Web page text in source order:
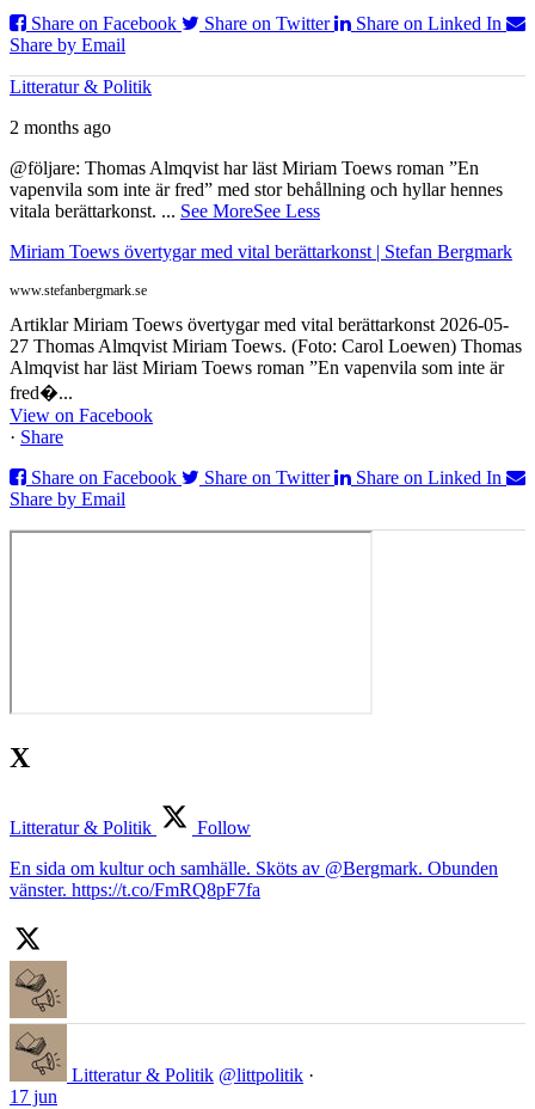
Share on Facebook
Share on Twitter
Share on Linked In
Share by Email
Litteratur & Politik
2 months ago
@följare: Thomas Almqvist har läst Miriam Toews roman ”En
vapenvila som inte är fred” med stor behållning och hyllar hennes
vitala berättarkonst. ... See MoreSee Less
Miriam Toews övertygar med vital berättarkonst | Stefan Bergmark
www.stefanbergmark.se
Artiklar Miriam Toews övertygar med vital berättarkonst 2026-05-
27 Thomas Almqvist Miriam Toews. (Foto: Carol Loewen) Thomas
Almqvist har läst Miriam Toews roman ”En vapenvila som inte är
fred�...
View on Facebook
· Share
Share on Facebook
Share on Twitter
Share on Linked In
Share by Email
X
Litteratur & Politik
Follow
En sida om kultur och samhälle. Sköts av @Bergmark. Obunden
vänster. https://t.co/FmRQ8pF7fa
Litteratur & Politik @littpolitik ·
17 jun